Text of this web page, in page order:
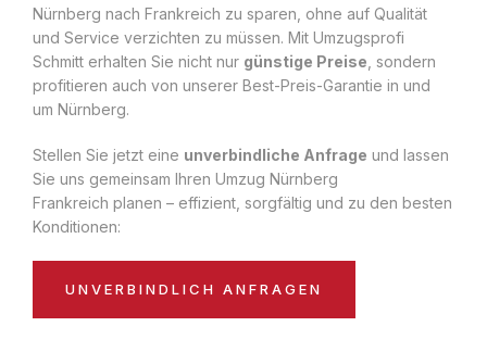
Nürnberg nach Frankreich zu sparen, ohne auf Qualität
und Service verzichten zu müssen. Mit Umzugsprofi
Schmitt erhalten Sie nicht nur günstige Preise , sondern
profitieren auch von unserer Best-Preis-Garantie in und
um Nürnberg.
Stellen Sie jetzt eine unverbindliche Anfrage und lassen
Sie uns gemeinsam Ihren Umzug Nürnberg
Frankreich planen – effizient, sorgfältig und zu den besten
Konditionen:
UNVERBINDLICH ANFRAGEN